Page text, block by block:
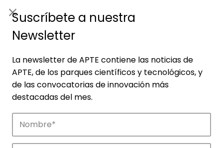
Suscríbete a nuestra
Newsletter
La newsletter de APTE contiene las noticias de
APTE, de los parques científicos y tecnológicos, y
de las convocatorias de innovación más
destacadas del mes.